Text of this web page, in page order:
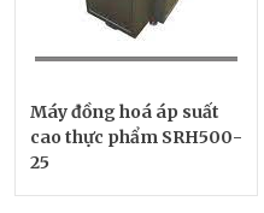
Máy đồng hoá áp suất
cao thực phẩm SRH500-
25